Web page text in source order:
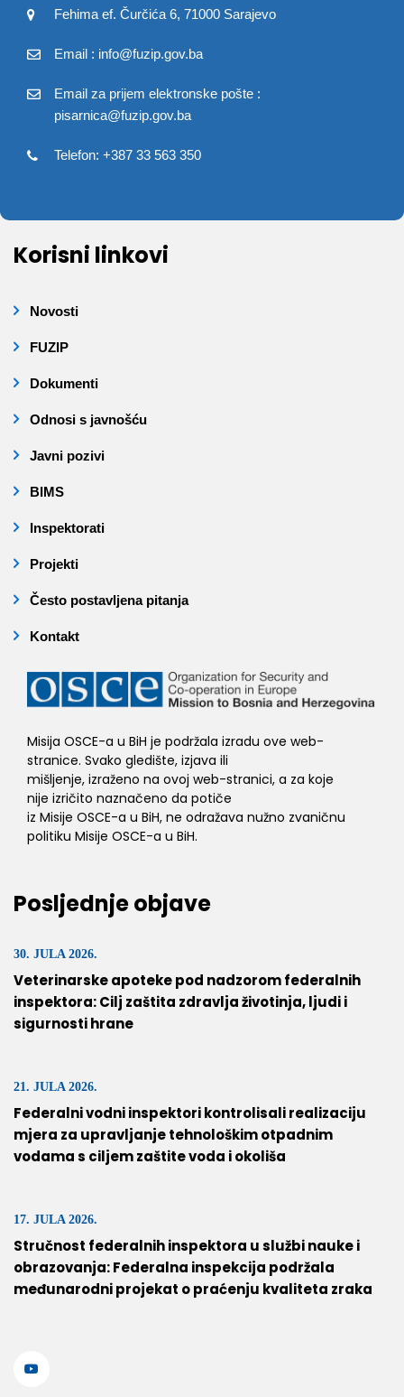
Fehima ef. Čurčića 6, 71000 Sarajevo
Email : info@fuzip.gov.ba
Email za prijem elektronske pošte :
pisarnica@fuzip.gov.ba
Telefon: +387 33 563 350
Korisni linkovi
Novosti
FUZIP
Dokumenti
Odnosi s javnošću
Javni pozivi
BIMS
Inspektorati
Projekti
Često postavljena pitanja
Kontakt
Misija OSCE-a u BiH je podržala izradu ove web-
stranice. Svako gledište, izjava ili
mišljenje, izraženo na ovoj web-stranici, a za koje
nije izričito naznačeno da potiče
iz Misije OSCE-a u BiH, ne odražava nužno zvaničnu
politiku Misije OSCE-a u BiH.
Posljednje objave
30. JULA 2026.
Veterinarske apoteke pod nadzorom federalnih
inspektora: Cilj zaštita zdravlja životinja, ljudi i
sigurnosti hrane
21. JULA 2026.
Federalni vodni inspektori kontrolisali realizaciju
mjera za upravljanje tehnološkim otpadnim
vodama s ciljem zaštite voda i okoliša
17. JULA 2026.
Stručnost federalnih inspektora u službi nauke i
obrazovanja: Federalna inspekcija podržala
međunarodni projekat o praćenju kvaliteta zraka